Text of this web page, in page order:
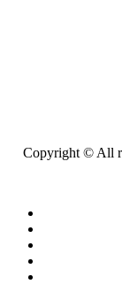
Copyright © All